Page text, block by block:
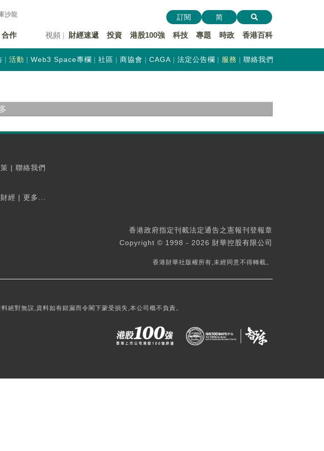
沙龍
合作 視頻 財經速遞 投資 港股100強 科技 專題 時政 香港百科
訂閱 简
活動 Web3 Space專欄 社區 商協會 CAGA 法定公告欄 服務 聯絡我們
| 聯絡我們
經 | 更多...
香港政府指定刊載法定通告之憲報刊登報章
Copyright © 1998 - 2026 財華控股有限公司
香港財華社版權所有,未經同意不得轉載。
絕對無誤,資料如有錯漏而令閣下蒙受損失,本公司概不負責。